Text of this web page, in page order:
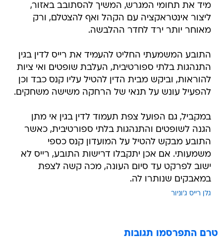
מיד את תחומי המגרש, המשיך להסתובב באזור,
ליצור אינטראקציה עם הקהל ואף להצטלם, ורק
מאוחר יותר ירד לחדר ההלבשה.
התובע המשמעתי החליט להעמיד את רייס לדין בגין
התנהגות בלתי ספורטיבית, העלבת שופטים ואי ציות
להוראות, וביקש מבית הדין להטיל עליו קנס כבד וכן
להפעיל עונש על תנאי של הרחקה משישה משחקים.
במקביל, גם הפועל צפת תעמוד לדין בגין אי מתן
הגנה לשופטים והתנהגות בלתי ספורטיבית, כאשר
התובע מבקש להטיל על המועדון קנס כספי
משמעותי. אם אכן יתקבלו דרישות התובע, רייס לא
ישוב לפרקט עד סיום העונה, מכה קשה לצפת
במאבקים שנותרו לה.
גלן רייס ג'וניור
טרם התפרסמו תגובות